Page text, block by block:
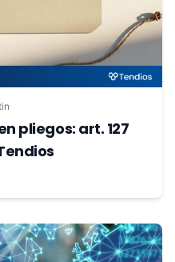
pliegos: art. 127